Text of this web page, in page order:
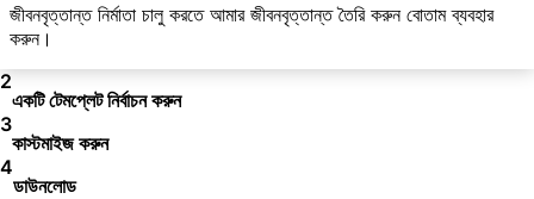
জীবনবৃত্তান্ত নির্মাতা চালু করতে আমার জীবনবৃত্তান্ত তৈরি করুন বোতাম ব্যবহার
করুন।
2
একটি টেমপ্লেট নির্বাচন করুন
3
কাস্টমাইজ করুন
4
ডাউনলোড